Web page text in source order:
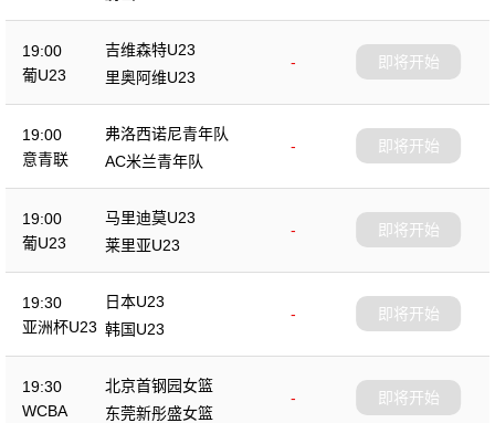
19:00
葡U23
吉维森特U23
-
里奥阿维U23
即将开始
19:00
意青联
弗洛西诺尼青年队
-
AC米兰青年队
即将开始
19:00
葡U23
马里迪莫U23
-
莱里亚U23
即将开始
19:30
亚洲杯U23
日本U23
-
韩国U23
即将开始
19:30
WCBA
北京首钢园女篮
-
东莞新彤盛女篮
即将开始